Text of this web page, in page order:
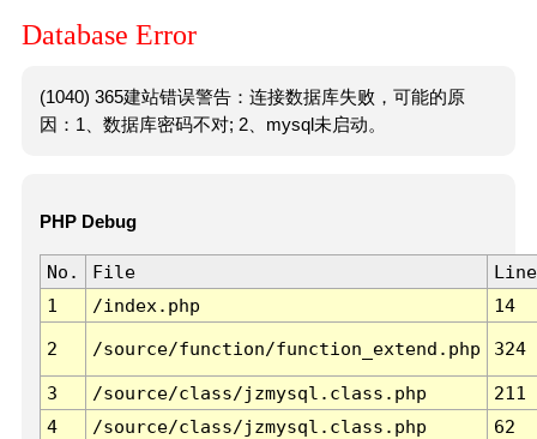
Database Error
(1040) 365建站错误警告：连接数据库失败，可能的原
因：1、数据库密码不对; 2、mysql未启动。
PHP Debug
No. File
Line
1
/index.php 14
2 /source/function/function_extend.php 324
3 /source/class/jzmysql.class.php
211
4
/source/class/jzmysql.class.php
62